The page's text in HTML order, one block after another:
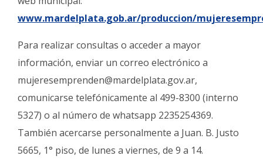
www.mardelplata.gob.ar/produccion/
Para realizar consultas o acceder a mayor
información, enviar un correo electrónico a
mujeresemprenden@mardelplata.gov.ar,
comunicarse telefónicamente al 499-8300 (interno
5327) o al número de whatsapp 2235254369.
También acercarse personalmente a Juan. B. Justo
5665, 1° piso, de lunes a viernes, de 9 a 14.